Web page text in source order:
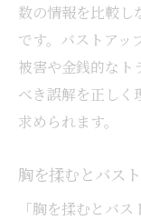
数の情報を比較し
です。バストアッ
被害や金銭的なト
べき誤解を正しく
求められます。
胸を揉むとバス
「胸を揉むとバ